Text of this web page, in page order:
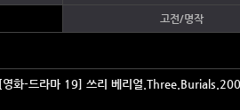
고전/명작
[영화-드라마 19] 쓰리 베리얼